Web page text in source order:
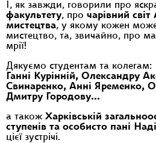
І, як завжди, говорили про
факультету, про чарівний світ
мистецтва, у якому кожен
мистецтво, та, звичайно, про
мрії!
Дякуємо студентам та колегам:
Ганні Курінній, Олександру
Свинаренко, Анні Яременко,
Дмитру Городову…
а також Харківській
ступенів та особисто пані
цієї зустрічі.